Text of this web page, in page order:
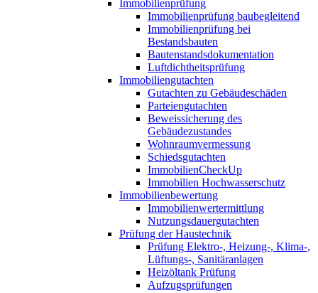
Immobilienprüfung
Immobilienprüfung baubegleitend
Immobilienprüfung bei
Bestandsbauten
Bautenstandsdokumentation
Luftdichtheitsprüfung
Immobiliengutachten
Gutachten zu Gebäudeschäden
Parteiengutachten
Beweissicherung des
Gebäudezustandes
Wohnraumvermessung
Schiedsgutachten
ImmobilienCheckUp
Immobilien Hochwasserschutz
Immobilienbewertung
Immobilienwertermittlung
Nutzungsdauergutachten
Prüfung der Haustechnik
Prüfung Elektro-, Heizung-, Klima-,
Lüftungs-, Sanitäranlagen
Heizöltank Prüfung
Aufzugsprüfungen